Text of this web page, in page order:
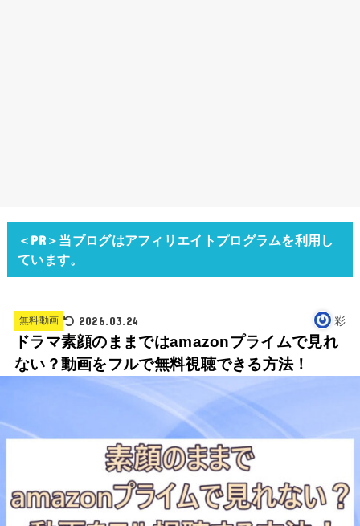
＜PR＞当ブログはアフィリエイトプログラムを利用し
ています。
無料動画 2026.03.24 彩
ドラマ素顔のままではamazonプライムで見れ
ない？動画をフルで無料視聴できる方法！